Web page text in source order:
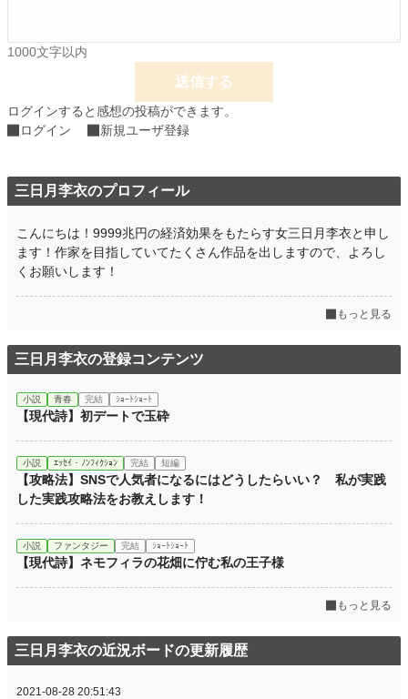
1000文字以内
送信する
ログインすると感想の投稿ができます。
ログイン
新規ユーザ登録
三日月李衣のプロフィール
こんにちは！9999兆円の経済効果をもたらす女三日月李衣と申し
ます！作家を目指していてたくさん作品を出しますので、よろし
くお願いします！
もっと見る
三日月李衣の登録コンテンツ
小説 青春 完結 ｼｮｰﾄｼｮｰﾄ
【現代詩】初デートで玉砕
小説 ｴｯｾｲ・ﾉﾝﾌｨｸｼｮﾝ 完結 短編
【攻略法】SNSで人気者になるにはどうしたらいい？ 私が実践
した実践攻略法をお教えします！
小説 ファンタジー 完結 ｼｮｰﾄｼｮｰﾄ
【現代詩】ネモフィラの花畑に佇む私の王子様
もっと見る
三日月李衣の近況ボードの更新履歴
2021-08-28 20:51:43